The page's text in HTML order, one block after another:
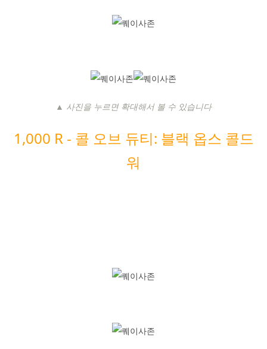
▲ 사진을 누르면 확대해서 볼 수 있습니다
1,000 R - 콜 오브 듀티: 블랙 옵스 콜드
워